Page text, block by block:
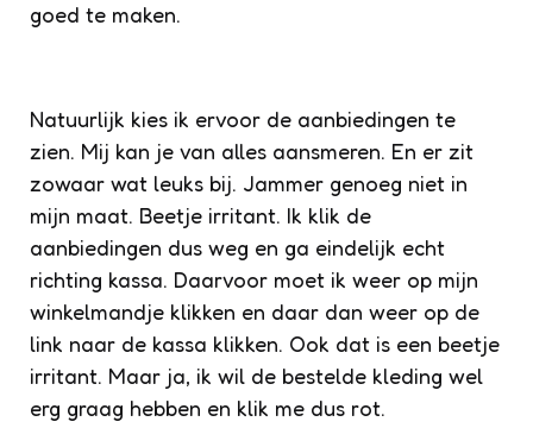
goed te maken.
Natuurlijk kies ik ervoor de aanbiedingen te
zien. Mij kan je van alles aansmeren. En er zit
zowaar wat leuks bij. Jammer genoeg niet in
mijn maat. Beetje irritant. Ik klik de
aanbiedingen dus weg en ga eindelijk echt
richting kassa. Daarvoor moet ik weer op mijn
winkelmandje klikken en daar dan weer op de
link naar de kassa klikken. Ook dat is een beetje
irritant. Maar ja, ik wil de bestelde kleding wel
erg graag hebben en klik me dus rot.